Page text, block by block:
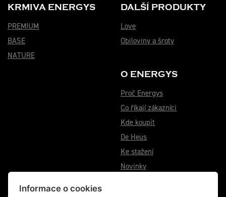
KRMIVA ENERGYS
PREMIUM
BASE
NATURE
DALŠÍ PRODUKTY
Love
Obiloviny a šroty
O ENERGYS
Proč Energys
Co říkají zákazníci
Kde koupit
De Heus
Ke stažení
Novinky
Informace o cookies